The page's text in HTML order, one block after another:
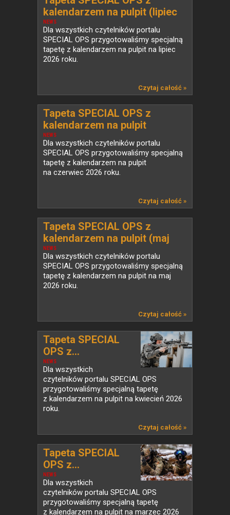
NEWS
kalendarzem na pulpit (lipiec
2026)
Dla wszystkich czytelników portalu
SPECIAL OPS przygotowaliśmy specjalną
tapetę z kalendarzem na pulpit na lipiec
2026 roku.
Czytaj całość »
NEWS
Tapeta SPECIAL OPS z
kalendarzem na pulpit
(czerwiec 2026)
Dla wszystkich czytelników portalu
SPECIAL OPS przygotowaliśmy specjalną
tapetę z kalendarzem na pulpit
na czerwiec 2026 roku.
Czytaj całość »
NEWS
Tapeta SPECIAL OPS z
kalendarzem na pulpit (maj
2026)
Dla wszystkich czytelników portalu
SPECIAL OPS przygotowaliśmy specjalną
tapetę z kalendarzem na pulpit na maj
2026 roku.
Czytaj całość »
NEWS
Tapeta SPECIAL
OPS z...
Dla wszystkich
czytelników portalu SPECIAL OPS
przygotowaliśmy specjalną tapetę
z kalendarzem na pulpit na kwiecień 2026
roku.
Czytaj całość »
NEWS
Tapeta SPECIAL
OPS z...
Dla wszystkich
czytelników portalu SPECIAL OPS
przygotowaliśmy specjalną tapetę
z kalendarzem na pulpit na marzec 2026